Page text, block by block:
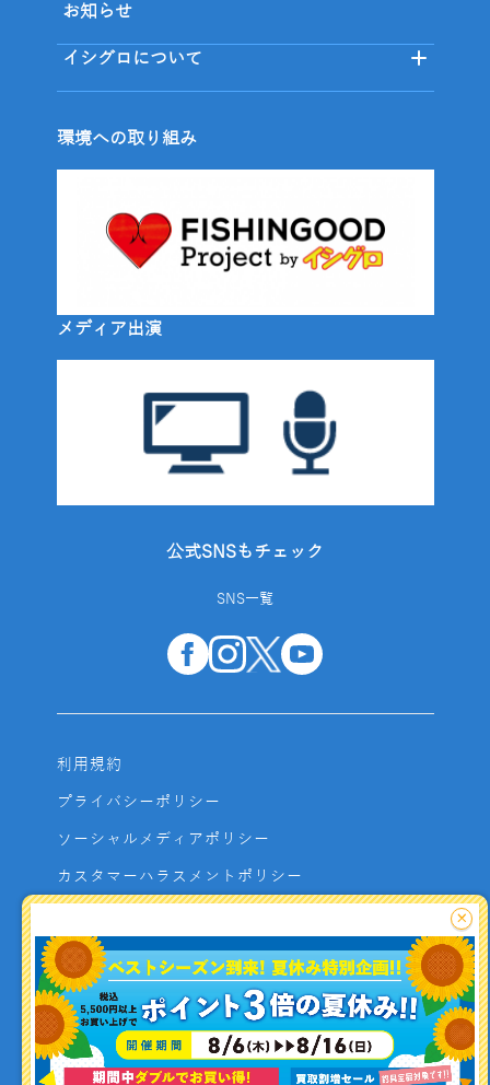
釣り情報を
お知らせ
イシグロについて
環境への取り組み
メディア出演
公式SNSもチェック
SNS一覧
利用規約
プライバシーポリシー
ソーシャルメディアポリシー
カスタマーハラスメントポリシー
よくあるご質問
お問い合わせ
利用者資金の保全方法
×